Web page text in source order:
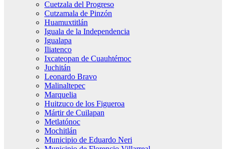
Cuetzala del Progreso
Cutzamala de Pinzón
Huamuxtitlán
Iguala de la Independencia
Igualapa
Iliatenco
Ixcateopan de Cuauhtémoc
Juchitán
Leonardo Bravo
Malinaltepec
Marquelia
Huitzuco de los Figueroa
Mártir de Cuilapan
Metlatónoc
Mochitlán
Municipio de Eduardo Neri